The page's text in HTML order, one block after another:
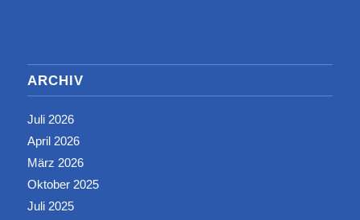
ARCHIV
Juli 2026
April 2026
März 2026
Oktober 2025
Juli 2025